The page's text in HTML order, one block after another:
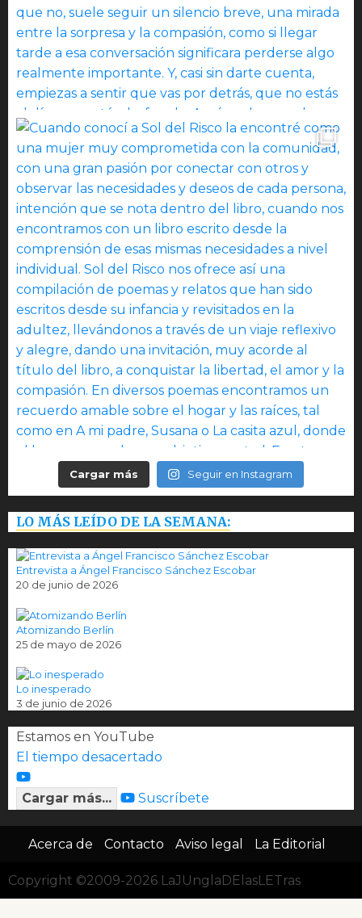
Cargar más Seguir en Instagram
LO MÁS LEÍDO DE LA SEMANA:
Entrevista a Ángel Francisco Sánchez Escobar
20 de junio de 2026
Atomizando Berlín
25 de mayo de 2026
Lo inesperado
3 de junio de 2026
Estamos en YouTube
El tiempo desacertado
Cargar más... Suscríbete
Acerca de Contacto Aviso legal La Editorial
Copyright ©2009-2026 LaJUnglaDElasLETras